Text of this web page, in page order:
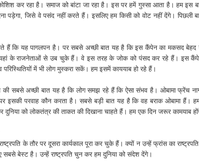
कर रहा है। समाज को बांटा जा रहा है। इस पर हमें गुस्सा आता है। हम इस
पड़ेगा, जिसे वे पसंद नहीं करते हैं। इसलिए हम किसी को वोट नहीं देंगे। पिछली
हैं कि यह पागलपन है। पर सबसे अच्छी बात यह है कि इस कैंपेन का मकसद बेहद
यहां के राजनेताओं से उब चुके हैं। वे इस तरह के जोक को पंसद कर रहे हैं। इस
परिस्थितियों में भी लोग मुस्करा सकें। हम इसमें काययाब हो रहे हैं।
सबसे अच्छी बात यह है कि लोग समझ रहे हैं कि ऐसा संभव है। ओबामा फ्रेंच
इसकी परवाह कौन करता है। सबसे बड़ी बात यह है कि वह बराक ओबामा हैं।
दुनिया को लोकतंत्र की ताकत की दिखाना चाहते हैं। हम एक दिन जरूर कामयाब
के तौर पर दूसरा कार्यकाल पूरा कर चुके हैं। क्यों न उन्हें फ्रांस का
सबसे बेस्ट है। उन्हें राष्ट्रपति चुन कर हम दुनिया को संदेश देंगे।